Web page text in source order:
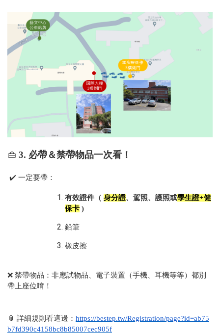
👜 3. 必帶＆禁帶物品一次看！
✔ 一定要帶：
有效證件（ 身分證、駕照、護照或學生證+健
保卡 )
鉛筆
橡皮擦
❌ 禁帶物品：非應試物品、電子裝置（手機、耳機等等）都別
帶上座位唷！
📎 詳細規則看這邊： https://bestep.tw/Registration/page?id=ab75
b7fd390c4158bc8b85007cec905f